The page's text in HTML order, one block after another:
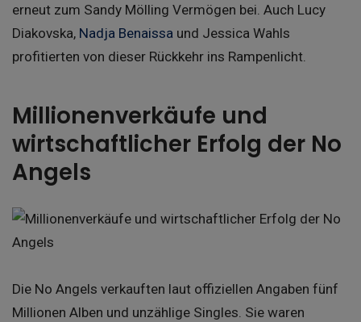
erneut zum Sandy Mölling Vermögen bei. Auch Lucy
Diakovska, Nadja Benaissa und Jessica Wahls
profitierten von dieser Rückkehr ins Rampenlicht.
Millionenverkäufe und
wirtschaftlicher Erfolg der No
Angels
Die No Angels verkauften laut offiziellen Angaben fünf
Millionen Alben und unzählige Singles. Sie waren